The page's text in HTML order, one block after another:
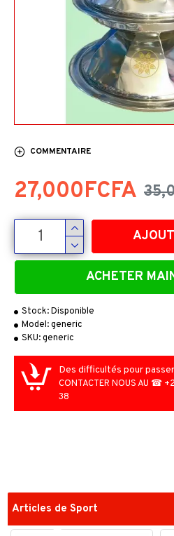
COMMENTAIRE
Stock:Disponible
Model:generic
SKU:generic
27,000FCFA
ACHETER
Des difficultés pour
CONTACTER NOUS AU ☎
38
Articles de Sport